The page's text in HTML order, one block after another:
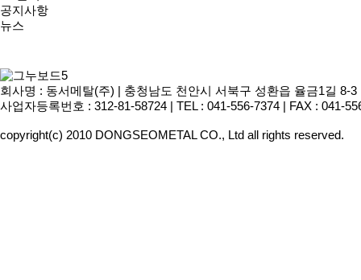
공지사항
뉴스
회사명 : 동서메탈(주) | 충청남도 천안시 서북구 성환읍 율금1길 8-
사업자등록번호 : 312-81-58724 | TEL : 041-556-7374 | FAX : 041-
copyright(c) 2010 DONGSEOMETAL CO., Ltd all rights reserved.